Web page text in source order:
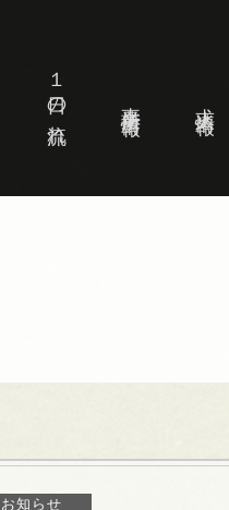
１日の流れ
お知らせ